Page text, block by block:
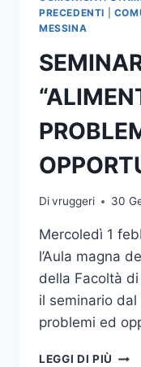
PRECEDENTI
MESSINA
Divruggeri 30
Mercoledì 1
l’Aula magna
della Facoltà
il seminario dal
problemi ed
LEGGI DI PIÙ